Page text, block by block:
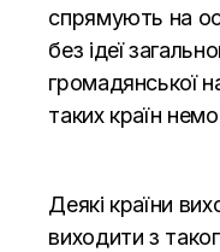
спрямують на
без ідеї
громадянської
таких країн
Деякі країни
виходити з